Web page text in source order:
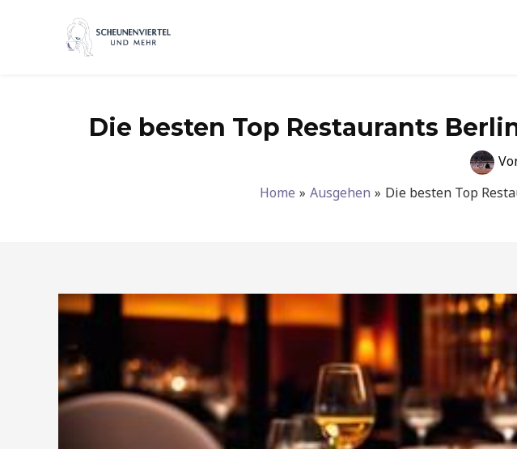
Die besten Top Restaurants
Home
Ausgehen Die besten Top